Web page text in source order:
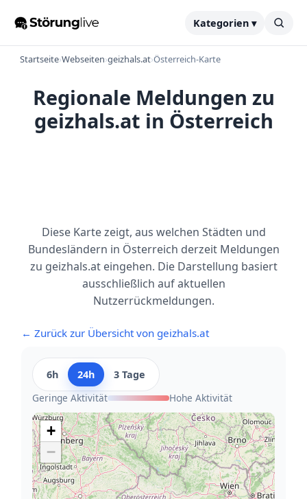
Kategorien ▾
Startseite›Webseiten›geizhals.at›Österreich-Karte
Regionale Meldungen zu
geizhals.at in Österreich
Diese Karte zeigt, aus welchen Städten und
Bundesländern in Österreich derzeit Meldungen
zu geizhals.at eingehen. Die Darstellung basiert
ausschließlich auf aktuellen
Nutzerrückmeldungen.
← Zurück zur Übersicht von geizhals.at
6h 24h
3 Tage
Geringe Aktivität
Hohe Aktivität
+
−